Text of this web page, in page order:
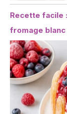
Recette facile
fromage blanc